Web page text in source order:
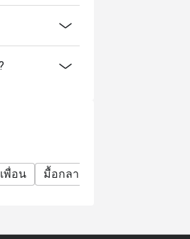
พื่อน มื้อกลางวันธุรกิจ